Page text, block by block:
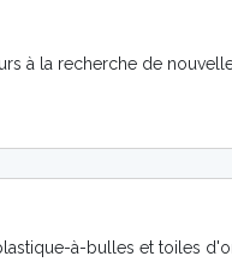
à la recherche de
à-bulles et toiles